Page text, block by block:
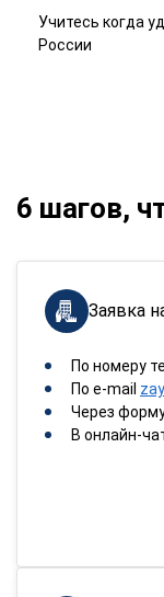
Учитесь когда
России
6 шагов,
Заявка
По номеру
По e-mail
Через
В онлайн-